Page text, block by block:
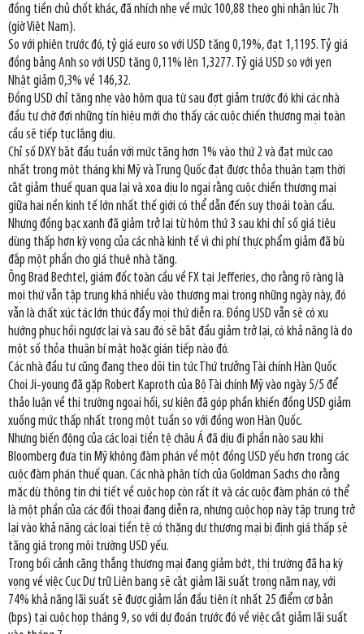
đồng tiền chủ chốt khác, đã nhích nhẹ về mức 100,88 theo ghi nhận lúc 7h
(giờ Việt Nam).
So với phiên trước đó, tỷ giá euro so với USD tăng 0,19%, đạt 1,1195. Tỷ giá
đồng bảng Anh so với USD tăng 0,11% lên 1,3277. Tỷ giá USD so với yen
Nhật giảm 0,3% về 146,32.
Đồng USD chỉ tăng nhẹ vào hôm qua từ sau đợt giảm trước đó khi các nhà
đầu tư chờ đợi những tín hiệu mới cho thấy các cuộc chiến thương mại toàn
cầu sẽ tiếp tục lắng dịu.
Chỉ số DXY bắt đầu tuần với mức tăng hơn 1% vào thứ 2 và đạt mức cao
nhất trong một tháng khi Mỹ và Trung Quốc đạt được thỏa thuận tạm thời
cắt giảm thuế quan qua lại và xoa dịu lo ngại rằng cuộc chiến thương mại
giữa hai nền kinh tế lớn nhất thế giới có thể dẫn đến suy thoái toàn cầu.
Nhưng đồng bạc xanh đã giảm trở lại từ hôm thứ 3 sau khi chỉ số giá tiêu
dùng thấp hơn kỳ vọng của các nhà kinh tế vì chi phí thực phẩm giảm đã bù
đắp một phần cho giá thuê nhà tăng.
Ông Brad Bechtel, giám đốc toàn cầu về FX tại Jefferies, cho rằng rõ ràng là
mọi thứ vẫn tập trung khá nhiều vào thương mại trong những ngày này, đó
vẫn là chất xúc tác lớn thúc đẩy mọi thứ diễn ra. Đồng USD vẫn sẽ có xu
hướng phục hồi ngược lại và sau đó sẽ bắt đầu giảm trở lại, có khả năng là do
một số thỏa thuận bí mật hoặc gián tiếp nào đó.
Các nhà đầu tư cũng đang theo dõi tin tức Thứ trưởng Tài chính Hàn Quốc
Choi Ji-young đã gặp Robert Kaproth của Bộ Tài chính Mỹ vào ngày 5/5 để
thảo luận về thị trường ngoại hối, sự kiện đã góp phần khiến đồng USD giảm
xuống mức thấp nhất trong một tuần so với đồng won Hàn Quốc.
Nhưng biến động của các loại tiền tệ châu Á đã dịu đi phần nào sau khi
Bloomberg đưa tin Mỹ không đàm phán về một đồng USD yếu hơn trong các
cuộc đàm phán thuế quan. Các nhà phân tích của Goldman Sachs cho rằng
mặc dù thông tin chi tiết về cuộc họp còn rất ít và các cuộc đàm phán có thể
là một phần của các đối thoại đang diễn ra, nhưng cuộc họp này tập trung trở
lại vào khả năng các loại tiền tệ có thặng dư thương mại bị định giá thấp sẽ
tăng giá trong môi trường USD yếu.
Trong bối cảnh căng thẳng thương mại đang giảm bớt, thị trường đã hạ kỳ
vọng về việc Cục Dự trữ Liên bang sẽ cắt giảm lãi suất trong năm nay, với
74% khả năng lãi suất sẽ được giảm lần đầu tiên ít nhất 25 điểm cơ bản
(bps) tại cuộc họp tháng 9, so với dự đoán trước đó về việc cắt giảm lãi suất